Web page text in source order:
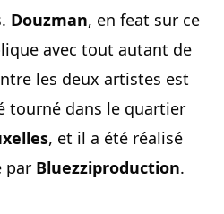
Douzman, en feat sur ce
avec tout autant de
les deux artistes est
tourné dans le quartier
, et il a été réalisé
par Bluezziproduction.